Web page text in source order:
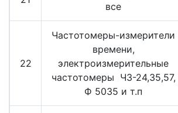
все
22
Частотомеры-измерители
времени,
электроизмерительные
частотомеры ЧЗ-24,35,57,
Ф 5035 и т.п